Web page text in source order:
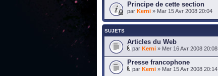
Principe de cette section
par Kerni » Mar 15 Avr 2008 20:04
SUJETS
Articles du Web
par Kerni » Mer 16 Avr 2008 20:08
Presse francophone
par Kerni » Mar 15 Avr 2008 20:14